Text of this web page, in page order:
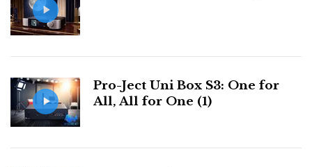
Pro-Ject Uni Box S3: One for
All, All for One (1)